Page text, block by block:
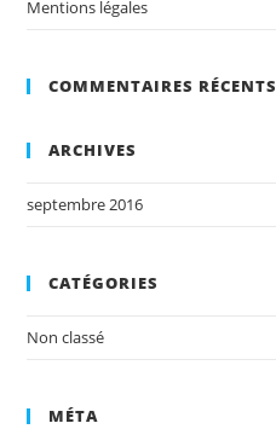
Mentions légales
COMMENTAIRES RÉCENTS
ARCHIVES
septembre 2016
CATÉGORIES
Non classé
MÉTA